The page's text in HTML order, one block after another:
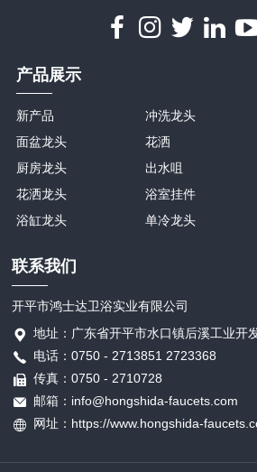
产品展示
新产品
面盆龙头
厨房龙头
花洒龙头
浴缸龙头
冲洗龙头
花洒
出水咀
浴室挂件
单冷龙头
联系我们
开平市鸿士达卫浴实业有限公司
地址：广东省开平市水口镇后溪工业开
电话：0750 - 2713851 2723368
传真：0750 - 2710728
邮箱：info@hongshida-faucets.com
网址：https://www.hongshida-